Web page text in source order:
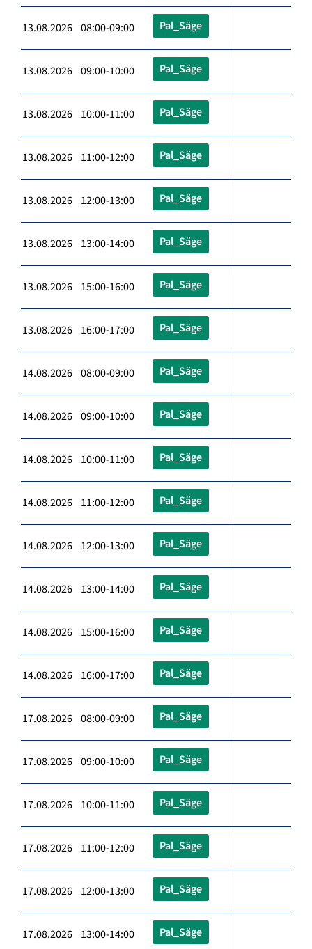
13.08.2026 08:00-09:00 Pal_Säge
13.08.2026 09:00-10:00 Pal_Säge
13.08.2026 10:00-11:00 Pal_Säge
13.08.2026 11:00-12:00 Pal_Säge
13.08.2026 12:00-13:00 Pal_Säge
13.08.2026 13:00-14:00 Pal_Säge
13.08.2026 15:00-16:00 Pal_Säge
13.08.2026 16:00-17:00 Pal_Säge
14.08.2026 08:00-09:00 Pal_Säge
14.08.2026 09:00-10:00 Pal_Säge
14.08.2026 10:00-11:00 Pal_Säge
14.08.2026 11:00-12:00 Pal_Säge
14.08.2026 12:00-13:00 Pal_Säge
14.08.2026 13:00-14:00 Pal_Säge
14.08.2026 15:00-16:00 Pal_Säge
14.08.2026 16:00-17:00 Pal_Säge
17.08.2026 08:00-09:00 Pal_Säge
17.08.2026 09:00-10:00 Pal_Säge
17.08.2026 10:00-11:00 Pal_Säge
17.08.2026 11:00-12:00 Pal_Säge
17.08.2026 12:00-13:00 Pal_Säge
17.08.2026 13:00-14:00 Pal_Säge